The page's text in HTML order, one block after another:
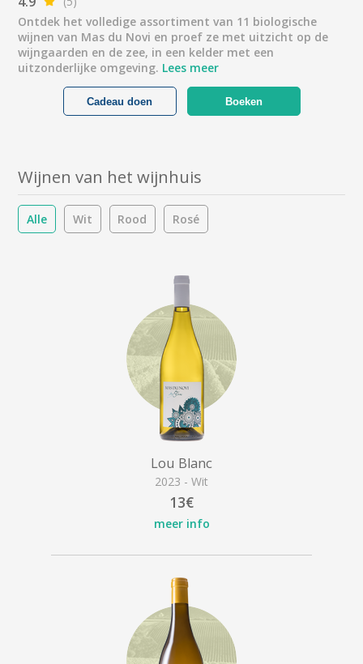
Ontdek het volledige assortiment van 11 biologische
wijnen van Mas du Novi en proef ze met uitzicht op de
wijngaarden en de zee, in een kelder met een
uitzonderlijke omgeving. Lees meer
Boeken
Cadeau doen
Wijnen van het wijnhuis
Alle Wit Rood Rosé
Lou Blanc
2023 - Wit
13€
meer info